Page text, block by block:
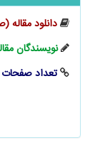
دانلود
نویسندگان
تعداد صفحات : 20